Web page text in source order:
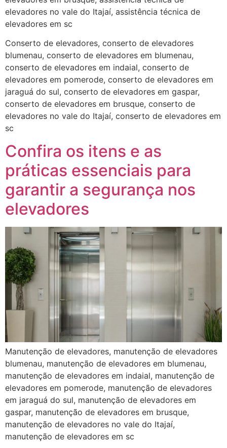
elevadores no vale do Itajaí, assistência técnica de
elevadores em sc
Conserto de elevadores, conserto de elevadores
blumenau, conserto de elevadores em blumenau,
conserto de elevadores em indaial, conserto de
elevadores em pomerode, conserto de elevadores em
jaraguá do sul, conserto de elevadores em gaspar,
conserto de elevadores em brusque, conserto de
elevadores no vale do Itajaí, conserto de elevadores em
sc
Confira os itens e as
práticas essenciais para
garantir a segurança nos
elevadores
Manutenção de elevadores, manutenção de elevadores
blumenau, manutenção de elevadores em blumenau,
manutenção de elevadores em indaial, manutenção de
elevadores em pomerode, manutenção de elevadores
em jaraguá do sul, manutenção de elevadores em
gaspar, manutenção de elevadores em brusque,
manutenção de elevadores no vale do Itajaí,
manutenção de elevadores em sc